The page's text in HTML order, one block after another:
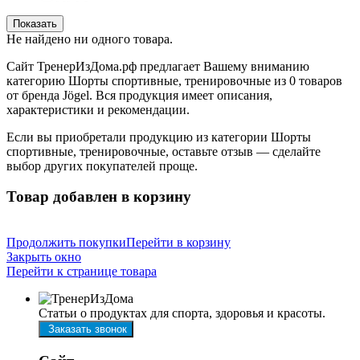
Показать
Не найдено ни одного товара.
Сайт ТренерИзДома.рф предлагает Вашему вниманию
категорию Шорты спортивные, тренировочные из 0 товаров
от бренда Jögel. Вся продукция имеет описания,
характеристики и рекомендации.
Если вы приобретали продукцию из категории Шорты
спортивные, тренировочные, оставьте отзыв — сделайте
выбор других покупателей проще.
Товар добавлен в корзину
Продолжить покупкиПерейти в корзину
Закрыть окно
Перейти к странице товара
Статьи о продуктах для спорта, здоровья и красоты.
Заказать звонок